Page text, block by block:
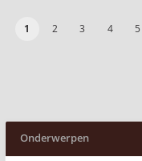
1 2 3 4 5
Onderwerpen